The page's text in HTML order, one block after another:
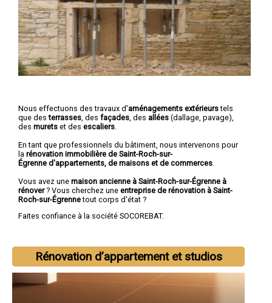
Nous effectuons des travaux d'aménagements extérieurstels
que desterrasses , des façades , des allées (dallage, pavage),
des murets et des escaliers
En tant que professionnels du bâtiment, nous intervenons pour
la rénovation immobilière de Saint-Roch-sur-
Égrenne d'appartements, de maisons et de commerces
Vous avez une maison ancienne à Saint-Roch-sur-Égrenne à
rénover? Vous cherchez une entreprise de rénovation à Saint-
Roch-sur-Égrennetout corps d'état ?
Faites confiance à la société SOCOREBAT.
Rénovation d’appartement et studios